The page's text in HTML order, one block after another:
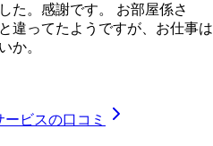
た。感謝です。 お部屋係さ
違ってたようですが、お仕事は
か。
ビスの口コミ